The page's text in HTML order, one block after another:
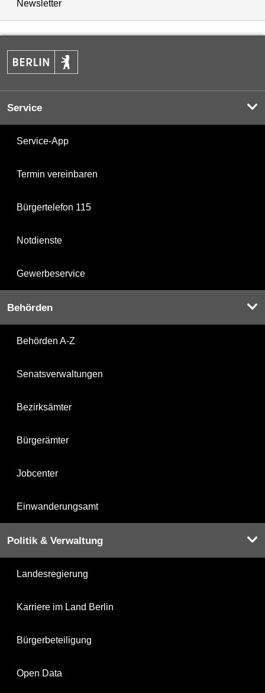
Newsletter
Service
Service-App
Termin vereinbaren
Bürgertelefon 115
Notdienste
Gewerbeservice
Behörden
Behörden A-Z
Senatsverwaltungen
Bezirksämter
Bürgerämter
Jobcenter
Einwanderungsamt
Politik & Verwaltung
Landesregierung
Karriere im Land Berlin
Bürgerbeteiligung
Open Data